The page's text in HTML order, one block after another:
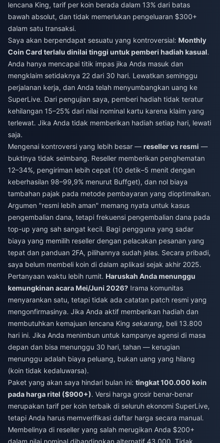
lencana King, tarif per koin berada dalam 13% dari batas
bawah absolut, dan tidak memerlukan pengeluaran $300+
dalam satu transaksi.
Saya akan berpendapat sesuatu yang kontroversial: Monthly
Coin Card terlalu dinilai tinggi untuk pemberi hadiah kasual.
Anda hanya mencapai titik impas jika Anda masuk dan
mengklaim setidaknya 22 dari 30 hari. Lewatkan seminggu
perjalanan kerja, dan Anda telah menyumbangkan uang ke
SuperLive. Dari pengujian saya, pemberi hadiah tidak teratur
kehilangan 15–25% dari nilai nominal kartu karena klaim yang
terlewat. Jika Anda tidak memberikan hadiah setiap hari, lewati
saja.
Mengenai kontroversi yang lebih besar — reseller vs resmi —
buktinya tidak seimbang. Reseller memberikan penghematan
12–34%, pengiriman lebih cepat (10 detik–5 menit dengan
keberhasilan 98–99,9% menurut Buffget), dan nol biaya
tambahan pajak pada metode pembayaran yang dioptimalkan.
Argumen "resmi lebih aman" memang nyata untuk kasus
pengembalian dana, tetapi frekuensi pengembalian dana pada
top-up yang sah sangat kecil. Bagi pengguna yang sadar
biaya yang memilih reseller dengan pelacakan pesanan yang
tepat dan panduan 2FA, pilihannya sudah jelas. Secara pribadi,
saya belum membeli koin di dalam aplikasi sejak akhir 2025.
Pertanyaan waktu lebih rumit. Haruskah Anda menunggu
kemungkinan acara Mei/Juni 2026? Irama komunitas
menyarankan satu, tetapi tidak ada catatan patch resmi yang
mengonfirmasinya. Jika Anda aktif memberikan hadiah dan
membutuhkan kemajuan lencana King sekarang, beli 13.800
hari ini. Jika Anda menimbun untuk kampanye agensi di masa
depan dan bisa menunggu 30 hari, tahan — kerugian
menunggu adalah biaya peluang, bukan uang yang hilang
(koin tidak kedaluwarsa).
Paket yang akan saya hindari bulan ini: tingkat 100.000 koin
pada harga ritel ($900+). Versi harga grosir benar-benar
merupakan tarif per koin terbaik di seluruh ekonomi SuperLive,
tetapi Anda harus memverifikasi daftar harga secara manual.
Membelinya di reseller yang salah merugikan Anda $200+